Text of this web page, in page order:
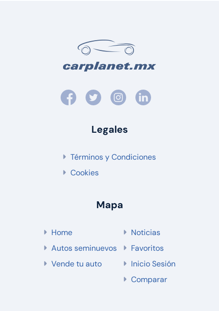
Legales
Términos y Condiciones
Cookies
Mapa
Home
Autos seminuevos
Vende tu auto
Noticias
Favoritos
Inicio Sesión
Comparar